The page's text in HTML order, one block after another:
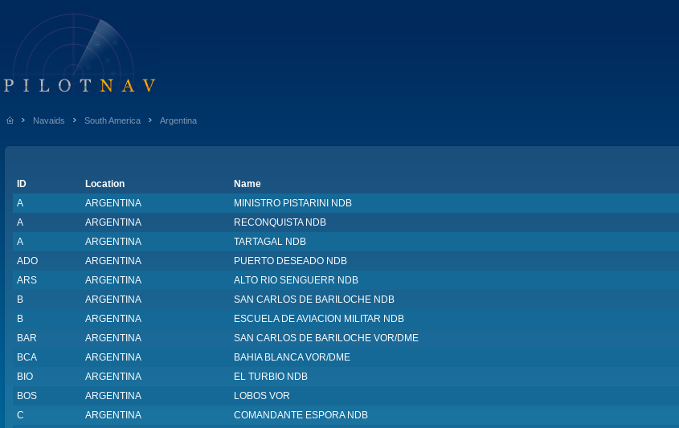
Navaids South America Argentina
ID Location Name
A
ARGENTINA MINISTRO PISTARINI NDB
A
ARGENTINA RECONQUISTA NDB
A
ARGENTINA TARTAGAL NDB
ADO
ARGENTINA PUERTO DESEADO NDB
ARS
ARGENTINA ALTO RIO SENGUERR NDB
B
ARGENTINA SAN CARLOS DE BARILOCHE NDB
B
ARGENTINA ESCUELA DE AVIACION MILITAR NDB
BAR
ARGENTINA SAN CARLOS DE BARILOCHE VOR/DME
BCA
ARGENTINA BAHIA BLANCA VOR/DME
BIO
ARGENTINA EL TURBIO NDB
BOS
ARGENTINA LOBOS VOR
C
ARGENTINA COMANDANTE ESPORA NDB